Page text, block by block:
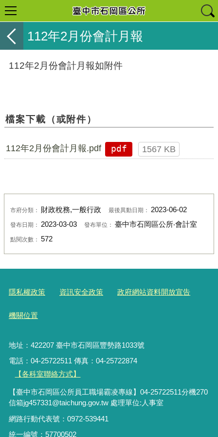
112年2月份會計月報
112年2月份會計月報如附件
檔案下載（或附件）
112年2月份會計月報.pdf pdf 1567 KB
市府分類： 財政稅務,一般行政 最後異動日期： 2023-06-02
發布日期： 2023-03-03 發布單位： 臺中市石岡區公所‧會計室
點閱次數： 572
隱私權政策 資訊安全政策 政府網站資料開放宣告
機關位置
地址：422207 臺中市石岡區豐勢路1033號
電話：04-25722511 傳真：04-25722874
【各科室聯絡方式】
【臺中市石岡區公所員工職場霸凌專線】04-25722511分機270
信箱jg457331@taichung.gov.tw 處理單位:人事室
網路行動代表號：0972-539441
統一編號：57700502